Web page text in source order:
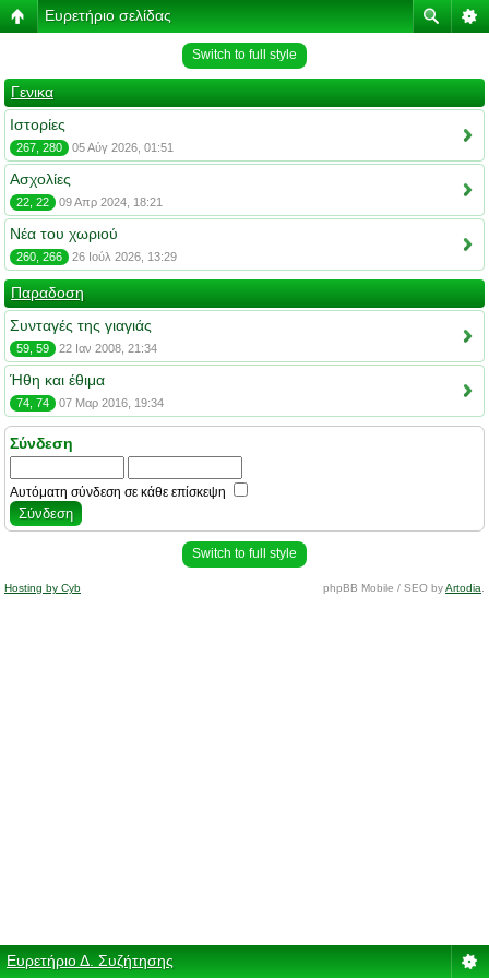
Ευρετήριο σελίδας
Switch to full style
Γενικα
Ιστορίες
267, 280 05 Αύγ 2026, 01:51
Ασχολίες
22, 22 09 Απρ 2024, 18:21
Νέα του χωριού
260, 266 26 Ιούλ 2026, 13:29
Παραδοση
Συνταγές της γιαγιάς
59, 59 22 Ιαν 2008, 21:34
Ήθη και έθιμα
74, 74 07 Μαρ 2016, 19:34
Σύνδεση
Αυτόματη σύνδεση σε κάθε επίσκεψη
Switch to full style
Hosting by Cyb phpBB Mobile / SEO byArtodia
Ευρετήριο Δ. Συζήτησης